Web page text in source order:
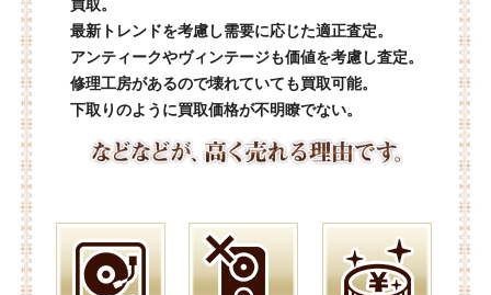
買取。
最新トレンドを考慮し需要に応じた適正査定。
アンティークやヴィンテージも価値を考慮し査定。
修理工房があるので壊れていても買取可能。
下取りのように買取価格が不明瞭でない。